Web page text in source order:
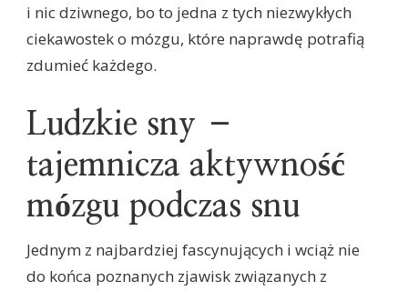
i nic dziwnego, bo to jedna z tych niezwykłych
ciekawostek o mózgu, które naprawdę potrafią
zdumieć każdego.
Ludzkie sny –
tajemnicza aktywność
mózgu podczas snu
Jednym z najbardziej fascynujących i wciąż nie
do końca poznanych zjawisk związanych z